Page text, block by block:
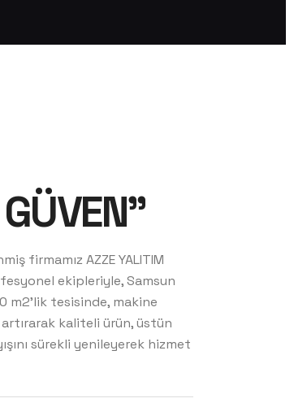
firmamız AZZE YALITIM
ekipleriyle, Samsun
m2’lik tesisinde, makine
kaliteli ürün, üstün
sürekli yenileyerek hizmet